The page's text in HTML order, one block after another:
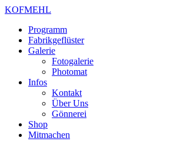
KOFMEHL
Programm
Fabrikgeflüster
Galerie
Fotogalerie
Photomat
Infos
Kontakt
Über Uns
Gönnerei
Shop
Mitmachen